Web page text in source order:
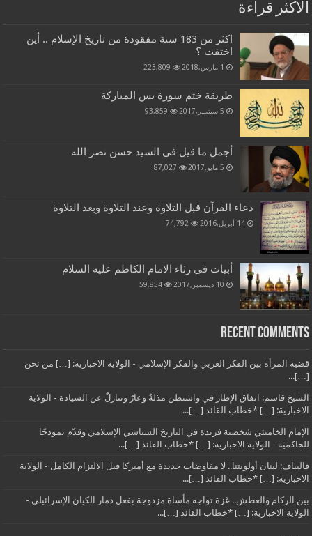
الاكثر قراءة
اكثر من 183 سنة مفقودة من تاريخ الإسلام .. أين
اختفت ؟
1 مارس,2018 223,809
طريقة ختم سورة يس المباركة
5 سبتمبر,2017 93,859
أجمل ما قيل في السيد حسن نصر الله
5 مايو,2017 87,027
دعاء القرآن قبل التلاوة وعند التلاوة وبعد التلاوة
14 أبريل,2016 74,792
أبيات في رثاء الامام الكاظم عليه السلام
10 ديسمبر,2017 59,854
Recent Comments
قضية المرأة بين الفكر الغربي والفكر الإسلامي - الولاية الاخبارية: […] من نحن
[…]...
الشيخ قاسم: اتفاق الإطار في واشنطن مذلةٌ وعارٌ وتنازلٌ عن السيادة - الولاية
الاخبارية: […] *خطاب القائد […]...
الإمام الخامنئي شخصية فريدة في التاريخ السياسي الإسلامي وقدّم نموذجًا
للحاكمية - الولاية الاخبارية: […] *خطاب القائد […]...
قاليباف: لبنان أولويتنا.. لا مفاوضات جديدة مع أميركا قبل الالتزام الكامل - الولاية
الاخبارية: […] *خطاب القائد […]...
بين الركام والعطش.. غزة تواجه مأساة مزدوجة بفعل دمار الكيان الإسرائيلي -
الولاية الاخبارية: […] *خطاب القائد […]...